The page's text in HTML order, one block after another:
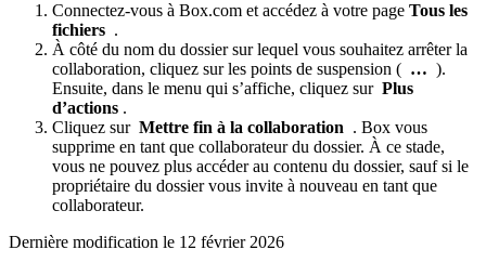
Connectez-vous à Box.com et accédez à votre page Tous les
fichiers .
À côté du nom du dossier sur lequel vous souhaitez arrêter la
collaboration, cliquez sur les points de suspension ( … ).
Ensuite, dans le menu qui s’affiche, cliquez sur Plus
d’actions .
Cliquez sur Mettre fin à la collaboration . Box vous
supprime en tant que collaborateur du dossier. À ce stade,
vous ne pouvez plus accéder au contenu du dossier, sauf si le
propriétaire du dossier vous invite à nouveau en tant que
collaborateur.
Dernière modification le 12 février 2026